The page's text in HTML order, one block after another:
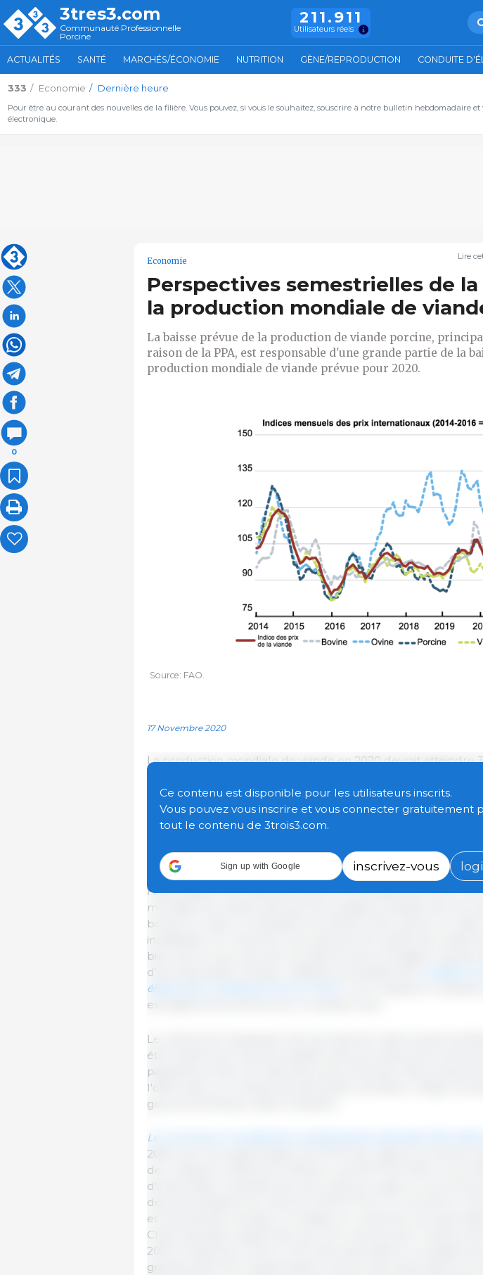
3tres3.com
Communauté Professionnelle
Porcine
211.911
Utilisateurs réels
ACTUALITÉS SANTÉ MARCHÉS/ÉCONOMIE NUTRITION GÈNE/REPRODUCTION CONDUITE
333 Economie Dernière heure
Pour être au courant des nouvelles de la filière. Vous pouvez, si vous le souhaitez, souscrire à notre bulletin hebdomadaire
électronique.
0
Lire
Economie
Perspectives semestrielles de la
la production mondiale de
La baisse prévue de la production de viande porcine,
raison de la PPA, est responsable d'une grande partie de la
production mondiale de viande prévue pour 2020.
Source: FAO.
17 Novembre 2020
La production mondiale de viande en 2020 devrait atteindre
précédente, une prévision nettement moins pessimiste que ce
envisagé, mais qui marque néanmoins une deuxième année
baisse.
Labaisse attendue de la production de viande porcine
,
surtout en Chine, due à l'impact continu de la peste porcine
responsable d'une grande partie du ralentissement prévu
mondiale de viande, ainsi que de la baisse probable de la
bovine en Inde, en Australie et au Brésil, entre autres, en
insuffisante. En revanche, la production de viande de volaille
bien qu'à un peu plus de la moitié du taux enregistré l'année
d'une demande robuste, reflétant principalement
élevés de la viande porcine en Chine
est également prévue pour la viande ovine.
Le rythme de l'expansion de la production dans toutes les
été modéré par les perturbations des processus de
pandémie et par les restrictions de production des
l'offre dans un contexte de demande incertaine, malgré les
gouvernementaux visant l'industrie.
Le commerce mondial de la viande devrait atteindre 37,6
2020, soit une augmentation de 3,9 % par rapport à l'année
de croissance nettement inférieur aux 6,9 % de 2019, ce qui
d'importation imposées par de nombreux pays, en accord
des perturbations du marché COVID-19 sur le commerce
et la profonde récession mondiale. En revanche, les
Chine devraient augmenter de 44 %, soit plus de 3 millions de
2019, et absorber environ 30 % des exportations mondiales de
grande partie de l'augmentation prévue des importations
Ce contenu est disponible pour les utilisateurs inscrits.
Vous pouvez vous inscrire et vous connecter gratuitement
tout le contenu de 3trois3.com.
Sign up with Google inscrivez-vous